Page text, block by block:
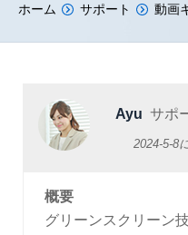
You are here:
ホーム サポート 動画
Ayu サポ
2024-5-8
概要
グリーンスクリーン